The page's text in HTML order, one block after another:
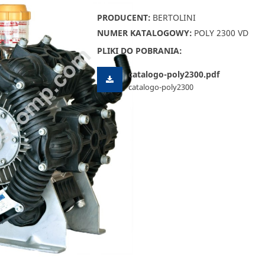
PRODUCENT: BERTOLINI
NUMER KATALOGOWY: POLY 2300 VD
PLIKI DO POBRANIA:
catalogo-poly2300.pdf
catalogo-poly2300